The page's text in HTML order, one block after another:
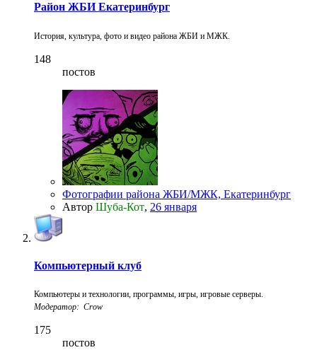
Район ЖБИ Екатеринбург
История, культура, фото и видео района ЖБИ и МЖК.
148
постов
Фотографии района ЖБИ/МЖК, Екатеринбург
Автор Шуба-Кот, 26 января
Компьютерный клуб
Компьютеры и технологии, программы, игры, игровые серверы.
Модератор: Crow
175
постов